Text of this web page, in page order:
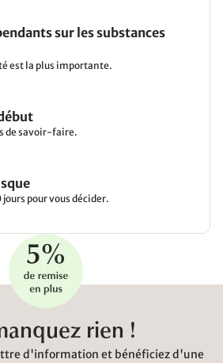
sur les substances
est la plus importante.
de savoir-faire.
pour vous décider.
rien !
d'information et bénéficiez d'une